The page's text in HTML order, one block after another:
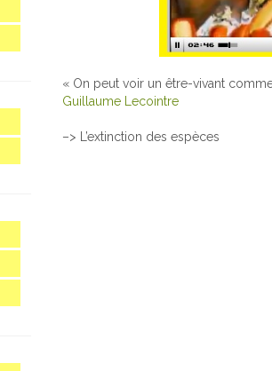
« On peut voir un être-vivant
Guillaume Lecointre
–> L’extinction des espèces